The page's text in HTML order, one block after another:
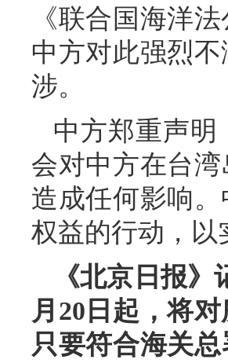
《联合国海洋
中方对此强烈
涉。
中方郑重声明
会对中方在台
造成任何影响
权益的行动，以
《北京日报
月20日起，将
只要符合海关